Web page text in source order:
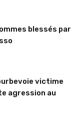
blessés par
victime
agression au